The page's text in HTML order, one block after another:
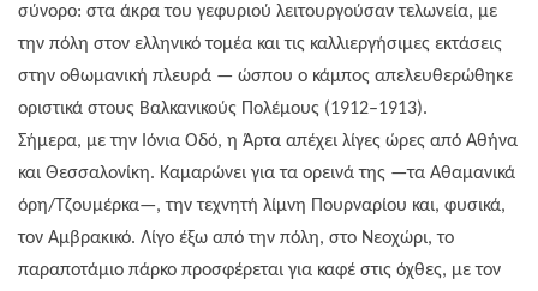
σύνορο: στα άκρα του γεφυριού λειτουργούσαν τελωνεία, με
την πόλη στον ελληνικό τομέα και τις καλλιεργήσιμες εκτάσεις
στην οθωμανική πλευρά — ώσπου ο κάμπος απελευθερώθηκε
οριστικά στους Βαλκανικούς Πολέμους (1912–1913).
Σήμερα, με την Ιόνια Οδό, η Άρτα απέχει λίγες ώρες από Αθήνα
και Θεσσαλονίκη. Καμαρώνει για τα ορεινά της —τα Αθαμανικά
όρη/Τζουμέρκα—, την τεχνητή λίμνη Πουρναρίου και, φυσικά,
τον Αμβρακικό. Λίγο έξω από την πόλη, στο Νεοχώρι, το
παραποτάμιο πάρκο προσφέρεται για καφέ στις όχθες, με τον